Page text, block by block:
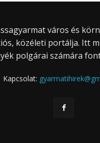
város és
közéleti portálja. Itt
polgárai számára
Kapcsolat: